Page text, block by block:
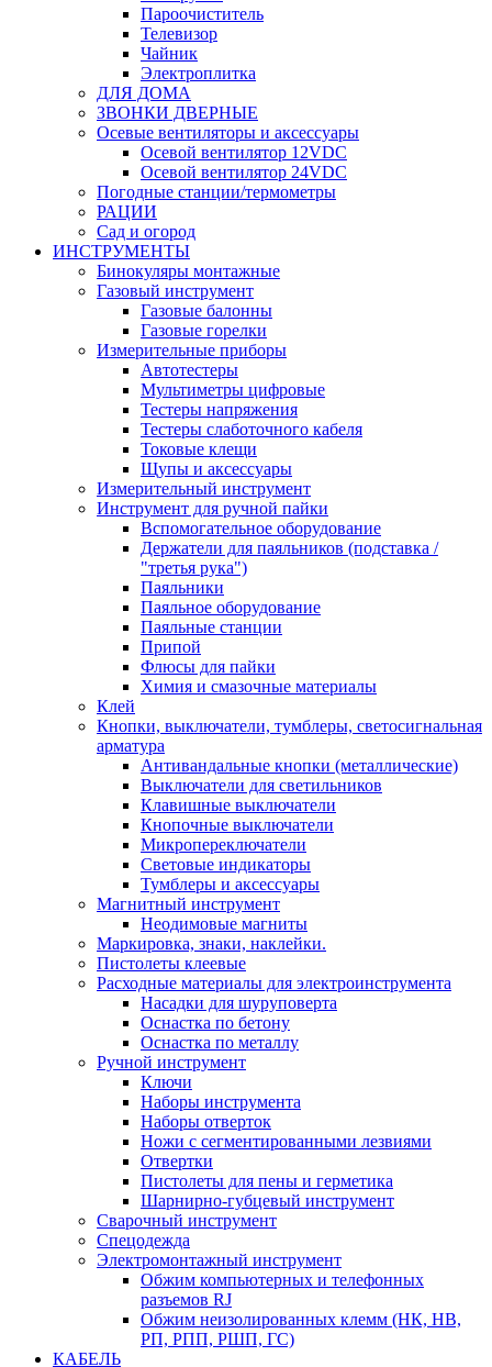
Пароочиститель
Телевизор
Чайник
Электроплитка
ДЛЯ ДОМА
ЗВОНКИ ДВЕРНЫЕ
Осевые вентиляторы и аксессуары
Осевой вентилятор 12VDC
Осевой вентилятор 24VDC
Погодные станции/термометры
РАЦИИ
Сад и огород
ИНСТРУМЕНТЫ
Бинокуляры монтажные
Газовый инструмент
Газовые балонны
Газовые горелки
Измерительные приборы
Автотестеры
Мультиметры цифровые
Тестеры напряжения
Тестеры слаботочного кабеля
Токовые клещи
Щупы и аксессуары
Измерительный инструмент
Инструмент для ручной пайки
Вспомогательное оборудование
Держатели для паяльников (подставка /
"третья рука")
Паяльники
Паяльное оборудование
Паяльные станции
Припой
Флюсы для пайки
Химия и смазочные материалы
Клей
Кнопки, выключатели, тумблеры, светосигнальная
арматура
Антивандальные кнопки (металлические)
Выключатели для светильников
Клавишные выключатели
Кнопочные выключатели
Микропереключатели
Световые индикаторы
Тумблеры и аксессуары
Магнитный инструмент
Неодимовые магниты
Маркировка, знаки, наклейки.
Пистолеты клеевые
Расходные материалы для электроинструмента
Насадки для шуруповерта
Оснастка по бетону
Оснастка по металлу
Ручной инструмент
Ключи
Наборы инструмента
Наборы отверток
Ножи с сегментированными лезвиями
Отвертки
Пистолеты для пены и герметика
Шарнирно-губцевый инструмент
Сварочный инструмент
Спецодежда
Электромонтажный инструмент
Обжим компьютерных и телефонных
разъемов RJ
Обжим неизолированных клемм (НК, НВ,
РП, РПП, РШП, ГС)
КАБЕЛЬ